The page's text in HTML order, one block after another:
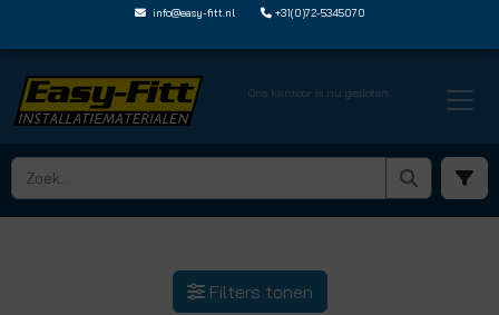
info@easy-fitt.nl +31(0)72-5345070
Ons kantoor is nu gesloten
Filters tonen